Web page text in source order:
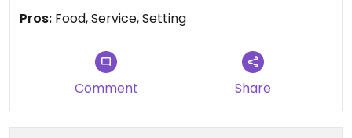
Pros: Food, Service, Setting
Comment Share